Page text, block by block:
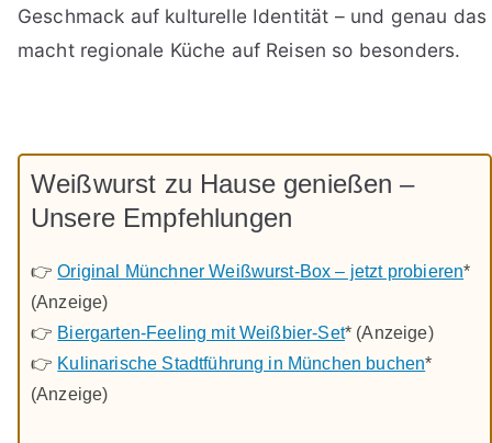
Geschmack auf kulturelle Identität – und genau das
macht regionale Küche auf Reisen so besonders.
Weißwurst zu Hause genießen –
Unsere Empfehlungen
👉Original Münchner Weißwurst-Box – jetzt probieren*
(Anzeige)
👉 Biergarten-Feeling mit Weißbier-Set* (Anzeige)
👉 Kulinarische Stadtführung in München buchen*
(Anzeige)